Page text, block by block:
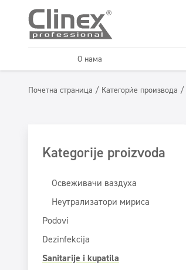
О нама
Ауто перионице
Почетна страница / Категорије производа /
Kategorije proizvoda
Освеживачи ваздуха
Неутрализатори мириса
Podovi
Dezinfekcija
Sanitarije i kupatila